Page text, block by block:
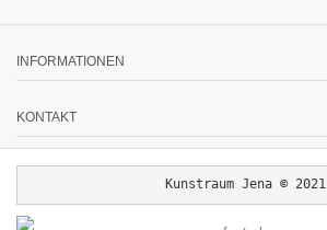
INFORMATIONEN
KONTAKT
Kunstraum Jena © 2021